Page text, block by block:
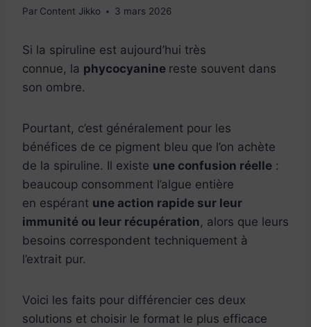
Par Content Jikko 3 mars 2026
Si la spiruline est aujourd’hui très
connue, la phycocyanine reste souvent dans
son ombre.
Pourtant, c’est généralement pour les
bénéfices de ce pigment bleu que l’on achète
de la spiruline. Il existe une confusion réelle :
beaucoup consomment l’algue entière
en espérant une action rapide sur leur
immunité ou leur récupération, alors que leurs
besoins correspondent techniquement à
l’extrait pur.
Voici les faits pour différencier ces deux
solutions et choisir le format le plus efficace